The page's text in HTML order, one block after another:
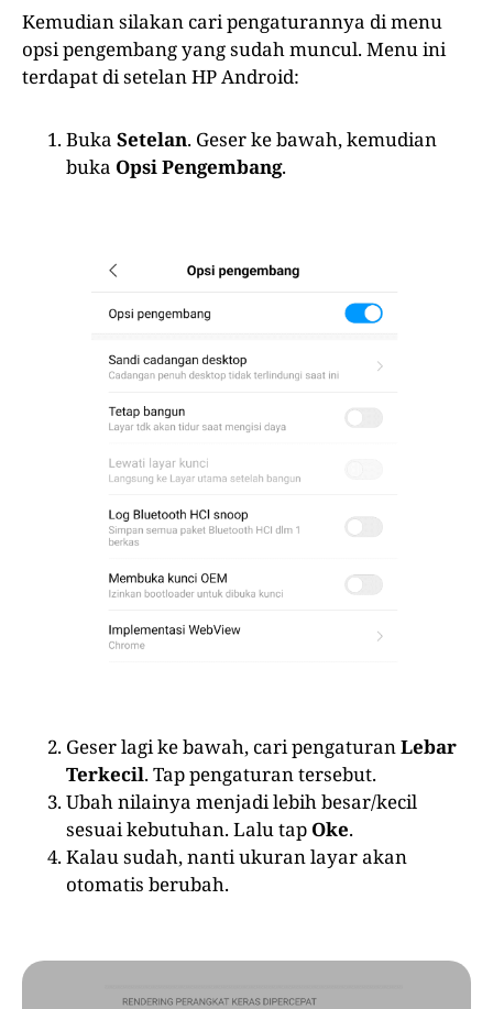
Kemudian silakan cari pengaturannya di menu
opsi pengembang yang sudah muncul. Menu ini
terdapat di setelan HP Android:
Buka Setelan. Geser ke bawah, kemudian
buka Opsi Pengembang.
Geser lagi ke bawah, cari pengaturan Lebar
Terkecil. Tap pengaturan tersebut.
Ubah nilainya menjadi lebih besar/kecil
sesuai kebutuhan. Lalu tap Oke.
Kalau sudah, nanti ukuran layar akan
otomatis berubah.